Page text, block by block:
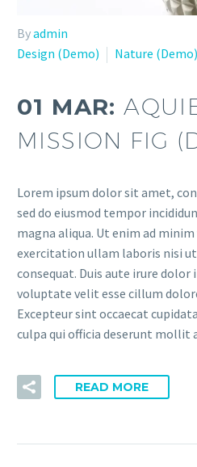
Byadmin
Design (Demo)
Nature (Demo)
01 MAR:
MISSION FIG
Lorem ipsum dolor sit amet,
sed do eiusmod tempor
magna aliqua. Ut enim ad
exercitation ullam laboris nisi
consequat. Duis aute irure
voluptate velit esse cillum
Excepteur sint occaecat
culpa qui officia deserunt mollit
READ MORE